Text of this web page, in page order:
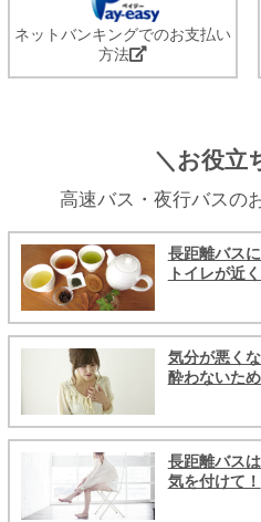
ネットバンキングでのお支払い
方法
＼お役立
高速バス・夜行バスの
長距離バス
トイレが近
気分が悪く
酔わないた
長距離バス
気を付けて！